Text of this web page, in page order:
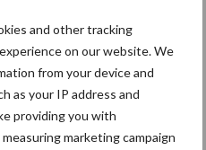
and other tracking
on our website. We
from your device and
as your IP address and
providing you with
marketing campaign
in volle gang